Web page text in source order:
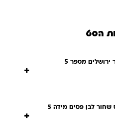
הסט
ירושלים מספר 5
+
שחור לבן פסים מידה 5
+